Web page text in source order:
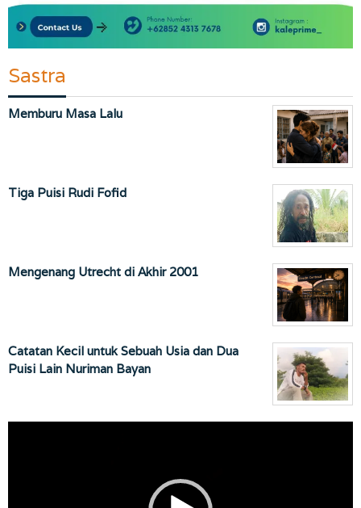
Sastra
Memburu Masa Lalu
Tiga Puisi Rudi Fofid
Mengenang Utrecht di Akhir 2001
Catatan Kecil untuk Sebuah Usia dan Dua
Puisi Lain Nuriman Bayan